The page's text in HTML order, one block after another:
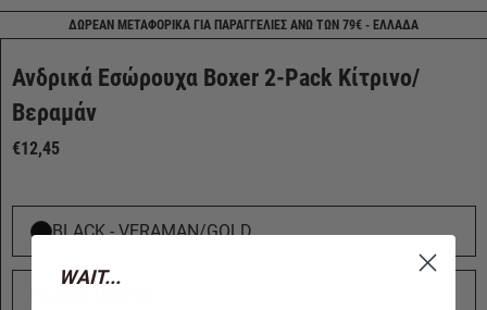
ΔΩΡΕΑΝ ΜΕΤΑΦΟΡΙΚΑ ΓΙΑ ΠΑΡΑΓΓΕΛΙΕΣ ΑΝΩ ΤΩΝ 79€ - ΕΛΛΑΔΑ
Ανδρικά Εσώρουχα Boxer 2-Pack Κίτρινο/
Βεραμάν
€12,45
BLACK - VERAMAN/GOLD
WAIT...